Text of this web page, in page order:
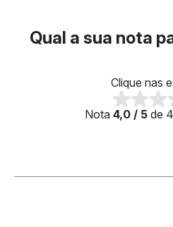
Qual a sua nota
Clique nas
Nota 4,0 / 5 de